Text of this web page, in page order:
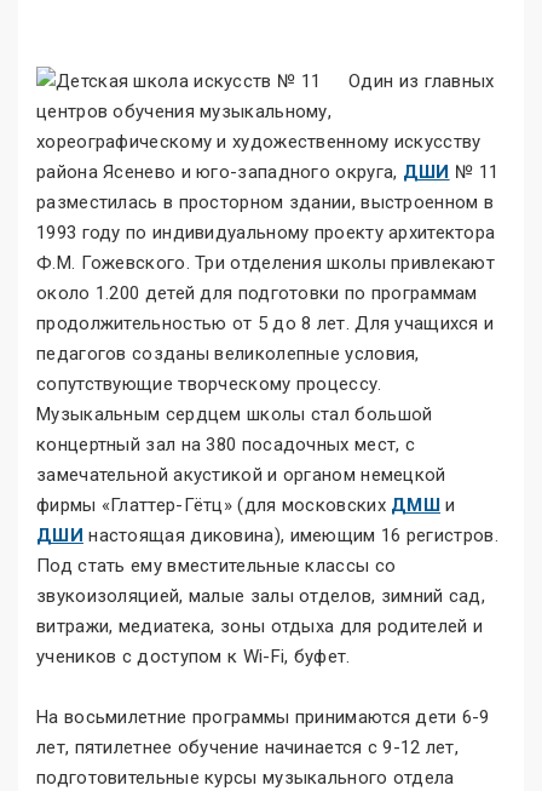
Один из главных
центров обучения музыкальному,
хореографическому и художественному искусству
района Ясенево и юго-западного округа, ДШИ № 11
разместилась в просторном здании, выстроенном в
1993 году по индивидуальному проекту архитектора
Ф.М. Гожевского. Три отделения школы привлекают
около 1.200 детей для подготовки по программам
продолжительностью от 5 до 8 лет. Для учащихся и
педагогов созданы великолепные условия,
сопутствующие творческому процессу.
Музыкальным сердцем школы стал большой
концертный зал на 380 посадочных мест, с
замечательной акустикой и органом немецкой
фирмы «Глаттер-Гётц» (для московских ДМШ и
ДШИ настоящая диковина), имеющим 16 регистров.
Под стать ему вместительные классы со
звукоизоляцией, малые залы отделов, зимний сад,
витражи, медиатека, зоны отдыха для родителей и
учеников с доступом к Wi-Fi, буфет.
На восьмилетние программы принимаются дети 6-9
лет, пятилетнее обучение начинается с 9-12 лет,
подготовительные курсы музыкального отдела